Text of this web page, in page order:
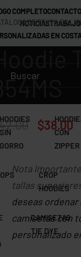
COMPLETOCONTACTO
NOTICIAS
EN
HOODIES
SIN
GORRO
CON
ZIPPER
CROP
HOODIES
CAMISETAS
TIE DYE
DE TEXTILES
854MS
42.00 $38.00
Nota
tallas
deseas
camisetas con
personalizado